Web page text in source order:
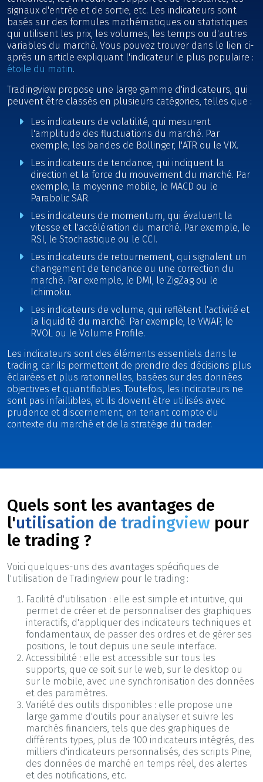
signaux d'entrée et de sortie, etc. Les indicateurs sont
basés sur des formules mathématiques ou statistiques
qui utilisent les prix, les volumes, les temps ou d'autres
variables du marché. Vous pouvez trouver dans le lien ci-
après un article expliquant l'indicateur le plus populaire :
étoile du matin.
Tradingview propose une large gamme d'indicateurs, qui
peuvent être classés en plusieurs catégories, telles que :
Les indicateurs de volatilité, qui mesurent
l'amplitude des fluctuations du marché. Par
exemple, les bandes de Bollinger, l'ATR ou le VIX.
Les indicateurs de tendance, qui indiquent la
direction et la force du mouvement du marché. Par
exemple, la moyenne mobile, le MACD ou le
Parabolic SAR.
Les indicateurs de momentum, qui évaluent la
vitesse et l'accélération du marché. Par exemple, le
RSI, le Stochastique ou le CCI.
Les indicateurs de retournement, qui signalent un
changement de tendance ou une correction du
marché. Par exemple, le DMI, le ZigZag ou le
Ichimoku.
Les indicateurs de volume, qui reflètent l'activité et
la liquidité du marché. Par exemple, le VWAP, le
RVOL ou le Volume Profile.
Les indicateurs sont des éléments essentiels dans le
trading, car ils permettent de prendre des décisions plus
éclairées et plus rationnelles, basées sur des données
objectives et quantifiables. Toutefois, les indicateurs ne
sont pas infaillibles, et ils doivent être utilisés avec
prudence et discernement, en tenant compte du
contexte du marché et de la stratégie du trader.
Quels sont les avantages de
l'utilisation de tradingview pour
le trading ?
Voici quelques-uns des avantages spécifiques de
l'utilisation de Tradingview pour le trading :
Facilité d'utilisation : elle est simple et intuitive, qui
permet de créer et de personnaliser des graphiques
interactifs, d'appliquer des indicateurs techniques et
fondamentaux, de passer des ordres et de gérer ses
positions, le tout depuis une seule interface.
Accessibilité : elle est accessible sur tous les
supports, que ce soit sur le web, sur le desktop ou
sur le mobile, avec une synchronisation des données
et des paramètres.
Variété des outils disponibles : elle propose une
large gamme d'outils pour analyser et suivre les
marchés financiers, tels que des graphiques de
différents types, plus de 100 indicateurs intégrés, des
milliers d'indicateurs personnalisés, des scripts Pine,
des données de marché en temps réel, des alertes
et des notifications, etc.